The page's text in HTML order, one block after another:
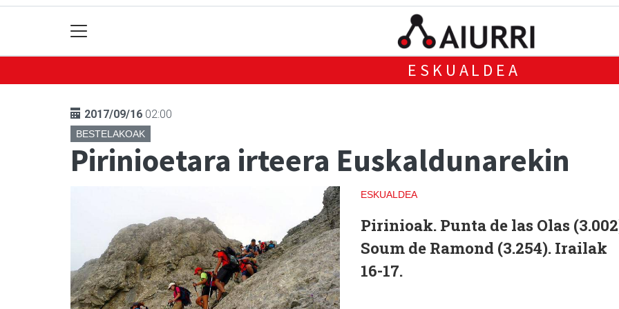
ESKUALDEA
2017/09/16 02:00
BESTELAKOAK
Pirinioetara irteera Euskaldunarekin
ESKUALDEA
Pirinioak. Punta de las Olas
Soum de Ramond (3.254). Irailak
16-17.